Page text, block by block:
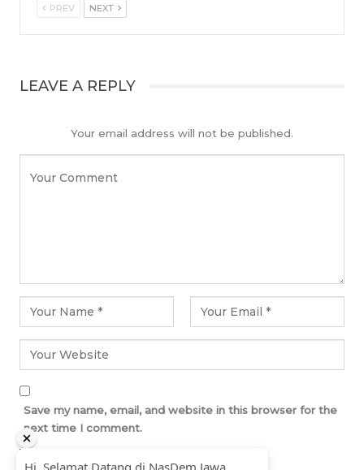
PREV NEXT
LEAVE A REPLY
Your email address will not be published.
Save my name, email, and website in this browser for the
next time I comment.